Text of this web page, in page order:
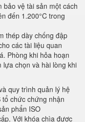
vệ tài sản một cách
đến 1.200°C trong
thép dày chống đập
các tài liệu quan
Phòng khi hỏa hoạn
lựa chọn và hài lòng khi
quy trình quản lý hệ
chức chứng nhận
phẩn ISO
Với khóa chìa được